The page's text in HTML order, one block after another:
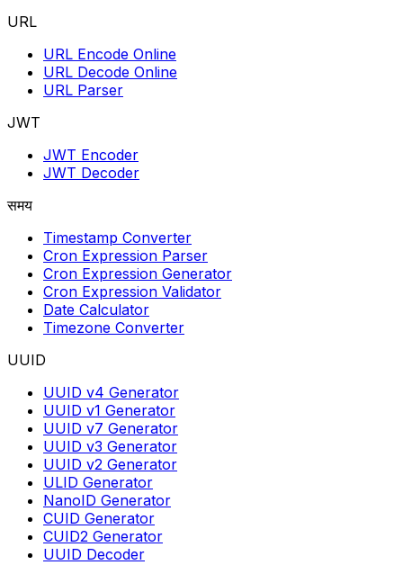
URL
URL Encode Online
URL Decode Online
URL Parser
JWT
JWT Encoder
JWT Decoder
समय
Timestamp Converter
Cron Expression Parser
Cron Expression Generator
Cron Expression Validator
Date Calculator
Timezone Converter
UUID
UUID v4 Generator
UUID v1 Generator
UUID v7 Generator
UUID v3 Generator
UUID v2 Generator
ULID Generator
NanoID Generator
CUID Generator
CUID2 Generator
UUID Decoder